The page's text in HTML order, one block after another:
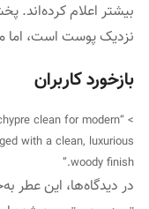
بیشتر اعلام
نزدیک پوست است، اما
بازخورد کاربران
clean for modern
with a clean, luxurious
woody finish.”
در دیدگاه‌ها، این عطر